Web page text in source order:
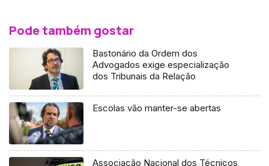
Pode também gostar
Bastonário da Ordem dos
Advogados exige especialização
dos Tribunais da Relação
Escolas vão manter-se abertas
Associação Nacional dos Técnicos